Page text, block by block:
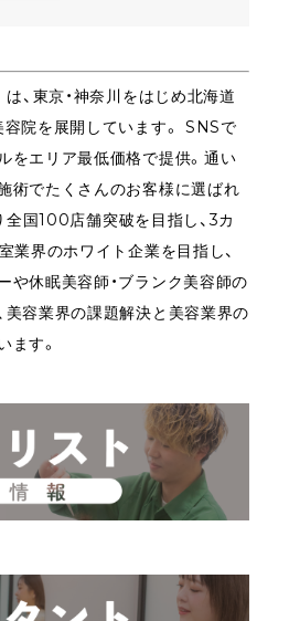
は、東京・神奈川をはじめ北海道
容院を展開しています。 SNSで
をエリア最低価格で提供。通い
術でたくさんのお客様に選ばれ
国100店舗突破を目指し、3カ
業界のホワイト企業を目指し、
や休眠美容師・ブランク美容師の
美容業界の課題解決と美容業界の
ます。